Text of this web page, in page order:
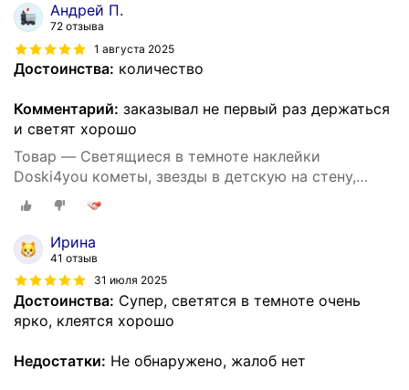
Андрей П.
72 отзыва
1 августа 2025
Достоинства: количество
Комментарий: заказывал не первый раз держаться
и светят хорошо
Товар — Светящиеся в темноте наклейки
Doski4you кометы, звезды в детскую на стену,
потолок (интерьерные, декоративные)
Ирина
41 отзыв
31 июля 2025
Достоинства: Супер, светятся в темноте очень
ярко, клеятся хорошо
Недостатки: Не обнаружено, жалоб нет